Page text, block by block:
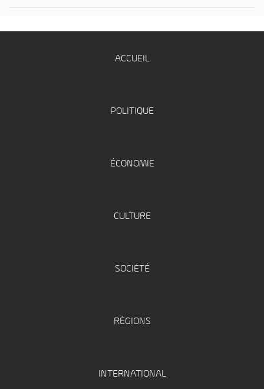
ACCUEIL
POLITIQUE
ÉCONOMIE
CULTURE
SOCIÉTÉ
RÉGIONS
INTERNATIONAL